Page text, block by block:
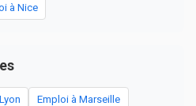
à Nice
Emploi à Marseille